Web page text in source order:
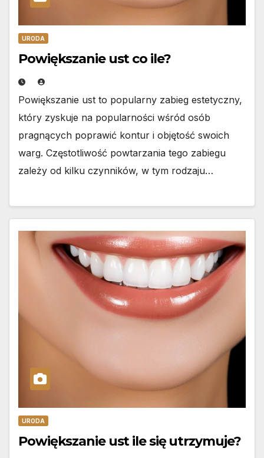
URODA
Powiększanie ust co ile?
Powiększanie ust to popularny zabieg estetyczny,
który zyskuje na popularności wśród osób
pragnących poprawić kontur i objętość swoich
warg. Częstotliwość powtarzania tego zabiegu
zależy od kilku czynników, w tym rodzaju…
URODA
Powiększanie ust ile się utrzymuje?